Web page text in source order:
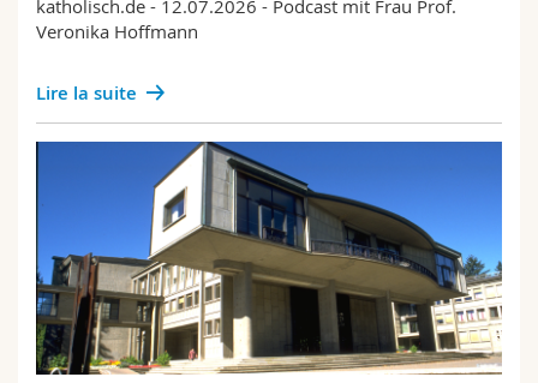
katholisch.de - 12.07.2026 - Podcast mit Frau Prof.
Veronika Hoffmann
Lire la suite